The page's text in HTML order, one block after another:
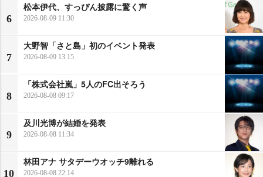
6
松本伊代、すっぴん披露に驚く声
2026-08-09 11:30
7
大野智「さと島」初のイベント発表
2026-08-09 13:15
8
「株式会社嵐」5人のFC出そろう
2026-08-08 09:17
9
及川光博が結婚を発表
2026-08-08 11:34
10
林田アナ サタデーウオッチ9離れる
2026-08-08 22:14